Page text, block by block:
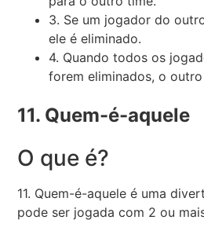
3. Se um jogador do
ele é eliminado.
4. Quando todos os
forem eliminados, o
11. Quem-é-aquele
O que é?
11. Quem-é-aquele é uma
pode ser jogada com 2 ou